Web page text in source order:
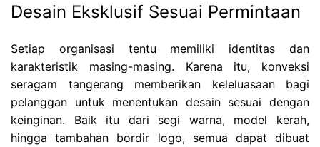
Desain Eksklusif Sesuai Permintaan
Setiap organisasi tentu memiliki identitas dan
karakteristik masing-masing. Karena itu, konveksi
seragam tangerang memberikan keleluasaan bagi
pelanggan untuk menentukan desain sesuai dengan
keinginan. Baik itu dari segi warna, model kerah,
hingga tambahan bordir logo, semua dapat dibuat